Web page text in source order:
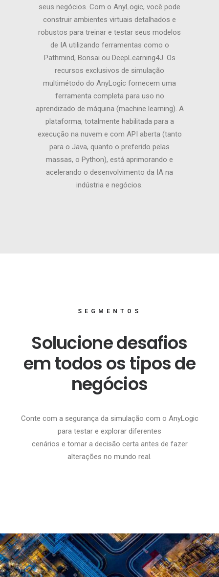
seus negócios. Com o AnyLogic, você pode
construir ambientes virtuais detalhados e
robustos para treinar e testar seus modelos
de IA utilizando ferramentas como o
Pathmind, Bonsai ou DeepLearning4J. Os
recursos exclusivos de simulação
multimétodo do AnyLogic fornecem uma
ferramenta completa para uso no
aprendizado de máquina (machine learning). A
plataforma, totalmente habilitada para a
execução na nuvem e com API aberta (tanto
para o Java, quanto o preferido pelas
massas, o Python), está aprimorando e
acelerando o desenvolvimento da IA na
indústria e negócios.
SEGMENTOS
Solucione desafios
em todos os tipos de
negócios
Conte com a segurança da simulação com o AnyLogic
para testar e explorar diferentes
cenários e tomar a decisão certa antes de fazer
alterações no mundo real.